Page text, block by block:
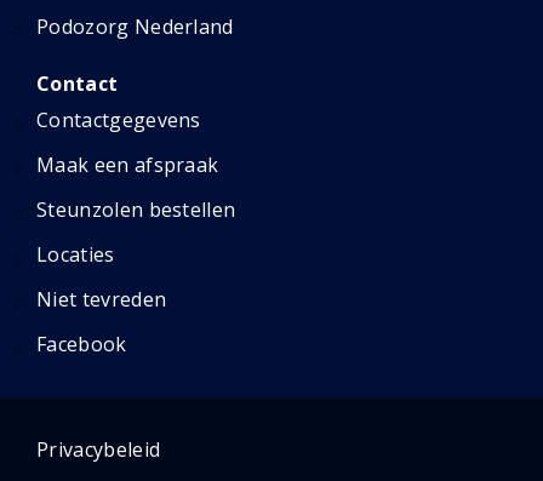
Podozorg Nederland
Contact
Contactgegevens
Maak een afspraak
Steunzolen bestellen
Locaties
Niet tevreden
Facebook
Privacybeleid